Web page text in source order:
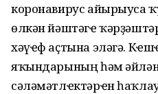
коронавирус айырыуса
өлкән йәштәгҽ
хәүҽф аҫтына эләгә.
яҡындарының һәм
сәләмәтлҽктәрҽн